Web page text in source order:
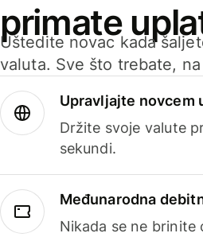
primate
Uštedite novac kada
valuta. Sve što trebate,
Upravljajte novcem
Držite svoje valute
sekundi.
Međunarodna
Nikada se ne brinite